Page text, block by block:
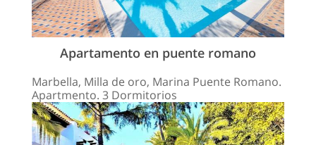
Apartamento en puente romano
Marbella, Milla de oro, Marina Puente Romano.
Apartmento. 3 Dormitorios